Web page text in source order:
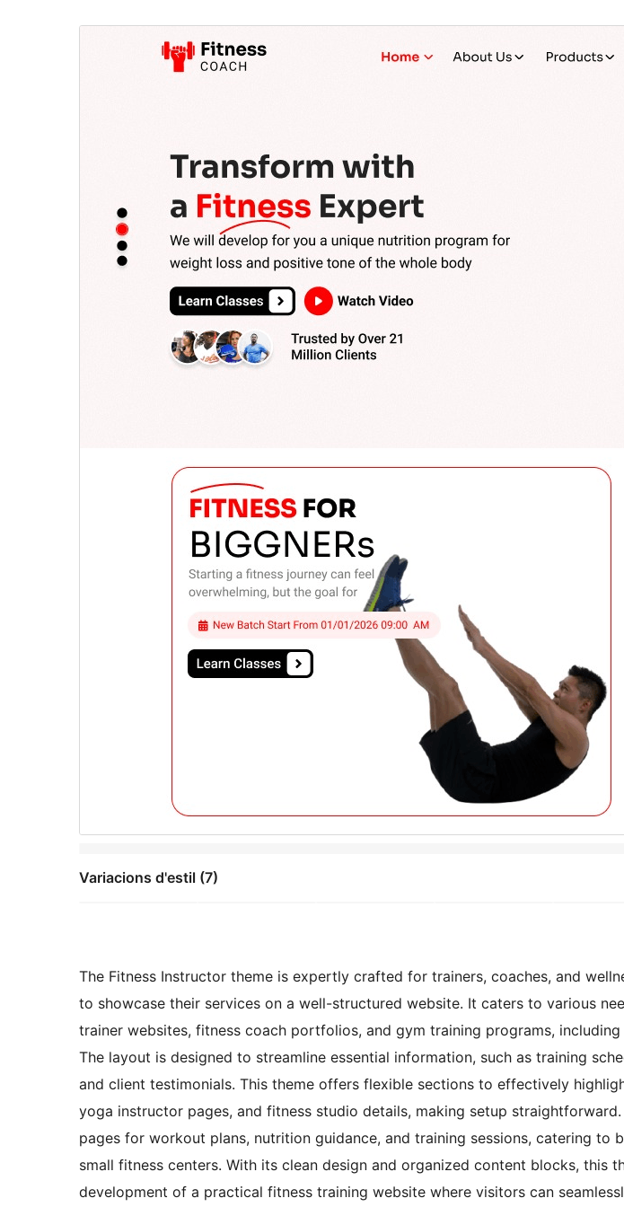
Variacions d'estil (7)
The Fitness Instructor theme is expertly crafted for trainers, coaches, and
to showcase their services on a well-structured website. It caters to various
trainer websites, fitness coach portfolios, and gym training programs,
The layout is designed to streamline essential information, such as training
and client testimonials. This theme offers flexible sections to effectively
yoga instructor pages, and fitness studio details, making setup
pages for workout plans, nutrition guidance, and training sessions, catering to
small fitness centers. With its clean design and organized content blocks, this
development of a practical fitness training website where visitors can